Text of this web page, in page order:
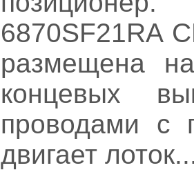
6870SF21RA
размещена
концевых
проводами с
двигает